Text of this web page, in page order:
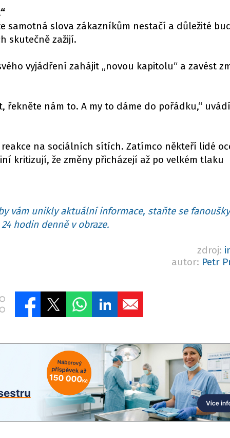
samotná slova zákazníkům nestačí a důležité
skutečně zažijí.
vyjádření zahájit „novou kapitolu“ a zavést
řekněte nám to. A my to dáme do pořádku,“
na sociálních sítích. Zatímco někteří lidé
kritizují, že změny přicházejí až po velkém tlaku
vám unikly aktuální informace, staňte se
hodin denně v obraze.
zdroj:
autor: Petr